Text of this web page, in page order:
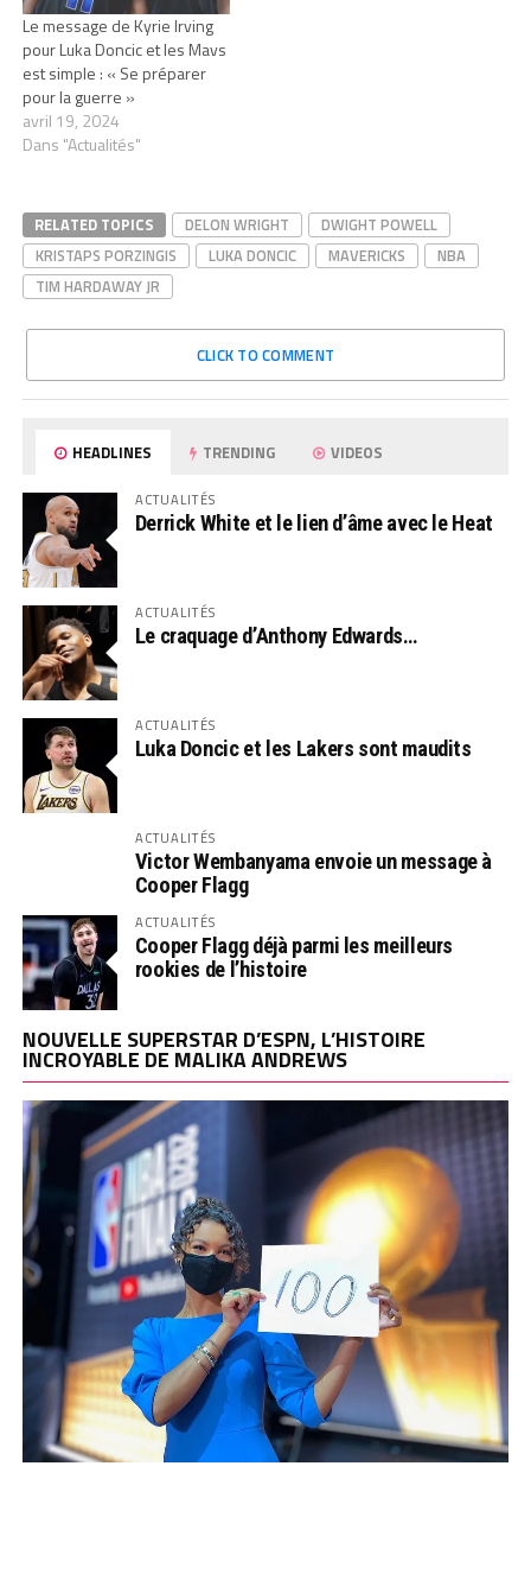
Le message de Kyrie Irving
pour Luka Doncic et les Mavs
est simple : « Se préparer
pour la guerre »
avril 19, 2024
Dans "Actualités"
RELATED TOPICS DELON WRIGHT
DWIGHT POWELL
KRISTAPS PORZINGIS
LUKA DONCIC MAVERICKS
NBA
TIM HARDAWAY JR
CLICK TO COMMENT
HEADLINES TRENDING VIDEOS
ACTUALITÉS
Derrick White et le lien d’âme avec le Heat
ACTUALITÉS
Le craquage d’Anthony Edwards…
ACTUALITÉS
Luka Doncic et les Lakers sont maudits
ACTUALITÉS
Victor Wembanyama envoie un message à
Cooper Flagg
ACTUALITÉS
Cooper Flagg déjà parmi les meilleurs
rookies de l’histoire
NOUVELLE SUPERSTAR D’ESPN, L’HISTOIRE
INCROYABLE DE MALIKA ANDREWS